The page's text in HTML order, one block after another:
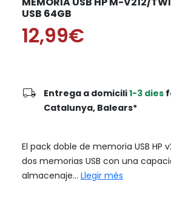
USB 64GB
12,99€
local_shipping Entrega a domicili1-3 dies
Catalunya, Balears*
El pack doble de memoria USB HP
dos memorias USB con una
almacenaje... Llegir més